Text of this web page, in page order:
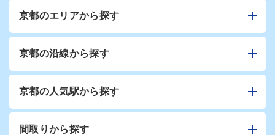
京都のエリアから探す
京都の沿線から探す
京都の人気駅から探す
間取りから探す